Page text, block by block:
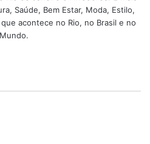
Cultural
do Rio de Janeiro
Noticias do Rio de Janeiro
Saúde, Bem Estar, Moda, Estilo,
acontece no Rio, no Brasil e no
Mundo.